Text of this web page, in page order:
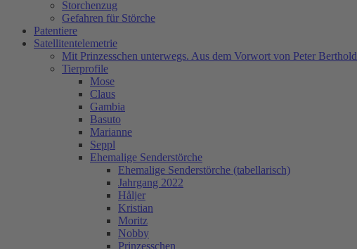
Storchenzug
Gefahren für Störche
Patentiere
Satellitentelemetrie
Mit Prinzesschen unterwegs. Aus dem Vorwort von Peter Berthold
Tierprofile
Mose
Claus
Gambia
Basuto
Marianne
Seppl
Ehemalige Senderstörche
Ehemalige Senderstörche (tabellarisch)
Jahrgang 2022
Håljer
Kristian
Moritz
Nobby
Prinzesschen